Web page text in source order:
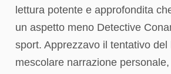
lettura potente e approfondita
un aspetto meno Detective
sport. Apprezzavo il tentativo del
mescolare narrazione